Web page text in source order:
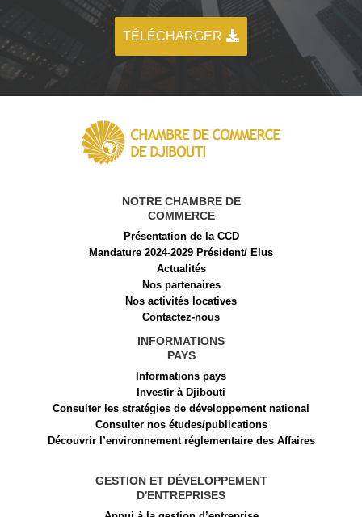
TÉLÉCHARGER
NOTRE CHAMBRE DE
COMMERCE
Présentation de la CCD
Mandature 2024-2029 Président/ Elus
Actualités
Nos partenaires
Nos activités locatives
Contactez-nous
INFORMATIONS
PAYS
Informations pays
Investir à Djibouti
Consulter les stratégies de développement national
Consulter nos études/publications
Découvrir l’environnement réglementaire des Affaires
GESTION ET DÉVELOPPEMENT
D'ENTREPRISES